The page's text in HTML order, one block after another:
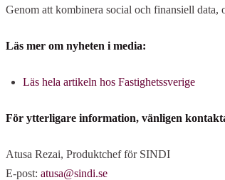
Genom att kombinera social och finansiell data,
Läs mer om nyheten i media:
Läs hela artikeln hos Fastighetssverige
För ytterligare information, vänligen
Atusa Rezai, Produktchef för SINDI
E-post: atusa@sindi.se